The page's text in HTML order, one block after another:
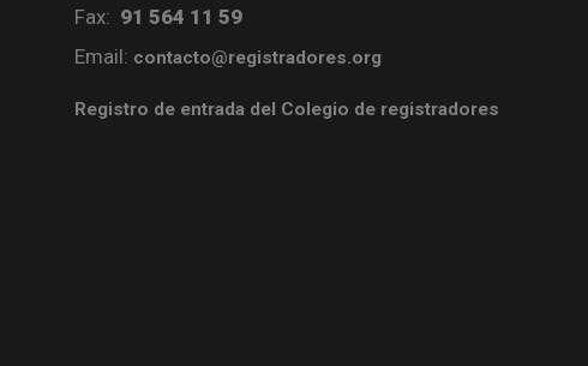
Fax: 91 564 11 59
Email: contacto@registradores.org
Registro de entrada del Colegio de registradores